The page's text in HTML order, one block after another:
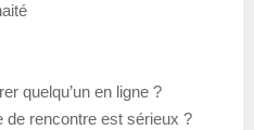
quelqu’un en ligne ?
rencontre est sérieux ?